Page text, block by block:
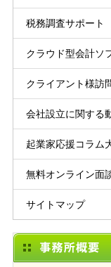
税務調査サポート
クラウド型会計ソ
クライアント様訪
会社設立に関する
起業家応援コラム
無料オンライン面
サイトマップ